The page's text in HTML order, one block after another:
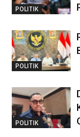
POLITIK
POLITIK
POLITIK